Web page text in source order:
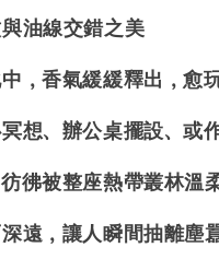
油線交錯之美
，香氣緩緩釋出，愈
想、辦公桌擺設、或
彿被整座熱帶叢林溫
遠，讓人瞬間抽離塵